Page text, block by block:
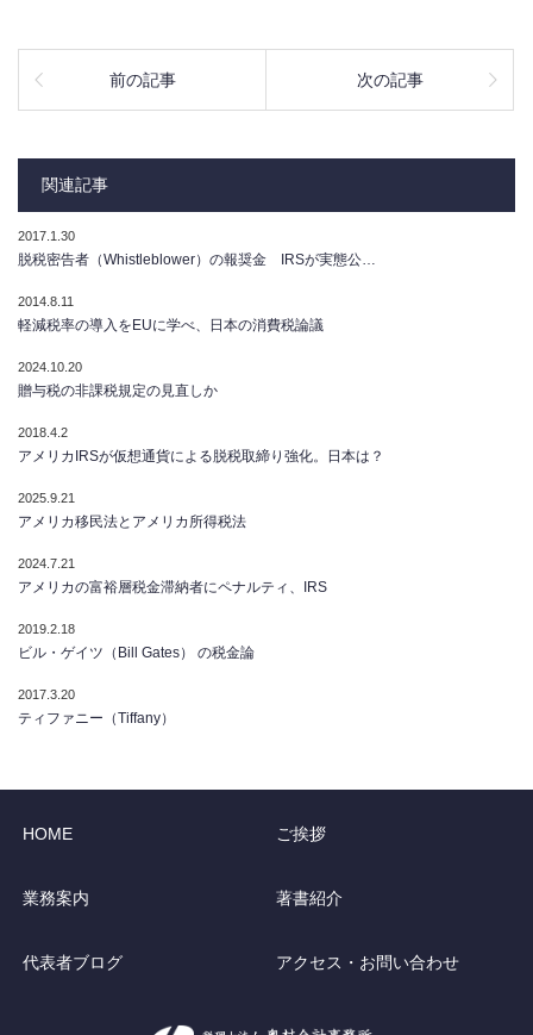
前の記事 次の記事
関連記事
2017.1.30
脱税密告者（Whistleblower）の報奨金 IRSが実態公…
2014.8.11
軽減税率の導入をEUに学べ、日本の消費税論議
2024.10.20
贈与税の非課税規定の見直しか
2018.4.2
アメリカIRSが仮想通貨による脱税取締り強化。日本は？
2025.9.21
アメリカ移民法とアメリカ所得税法
2024.7.21
アメリカの富裕層税金滞納者にペナルティ、IRS
2019.2.18
ビル・ゲイツ（Bill Gates） の税金論
2017.3.20
ティファニー（Tiffany）
HOME ご挨拶
業務案内 著書紹介
代表者ブログ アクセス・お問い合わせ